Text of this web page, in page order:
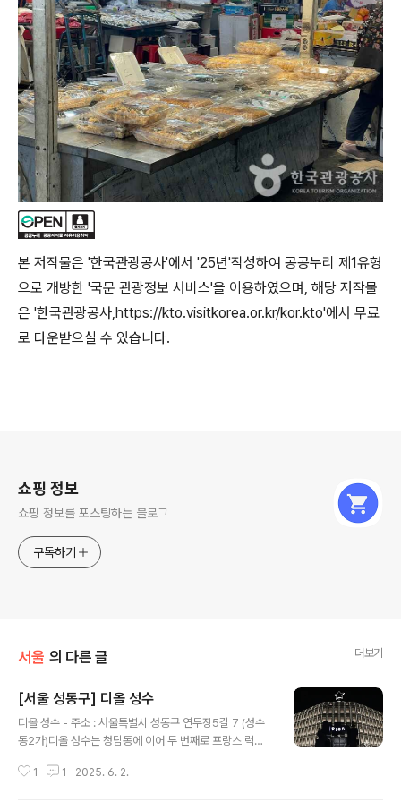
본 저작물은 '한국관광공사'에서 '25년'작성하여 공공누리 제1유형
으로 개방한 '국문 관광정보 서비스'을 이용하였으며, 해당 저작물
은 '한국관광공사,https://kto.visitkorea.or.kr/kor.kto'에서 무료
로 다운받으실 수 있습니다.
쇼핑 정보
쇼핑 정보를 포스팅하는 블로그
구독하기
서울 의 다른 글 더보기
[서울 성동구] 디올 성수
디올 성수 - 주소 : 서울특별시 성동구 연무장5길 7 (성수
동2가)디올 성수는 청담동에 이어 두 번째로 프랑스 럭셔
은 청담동에 대형 플래그십 스토어를 열었고, 성수동에 새
1 1 2025. 6. 2.